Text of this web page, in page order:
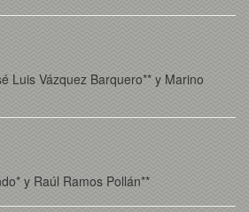
Luis Vázquez Barquero** y Marino
y Raúl Ramos Pollán**